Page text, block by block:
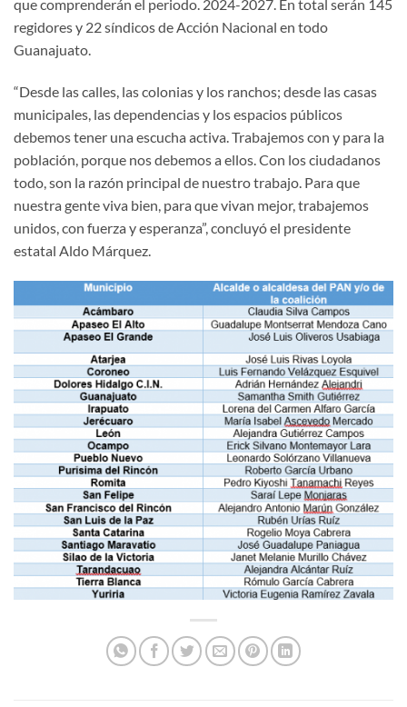
que comprenderán el periodo. 2024-2027. En total serán 145
regidores y 22 síndicos de Acción Nacional en todo
Guanajuato.
“Desde las calles, las colonias y los ranchos; desde las casas
municipales, las dependencias y los espacios públicos
debemos tener una escucha activa. Trabajemos con y para la
población, porque nos debemos a ellos. Con los ciudadanos
todo, son la razón principal de nuestro trabajo. Para que
nuestra gente viva bien, para que vivan mejor, trabajemos
unidos, con fuerza y esperanza”, concluyó el presidente
estatal Aldo Márquez.